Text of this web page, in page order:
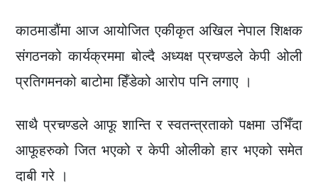
काठमाडौंमा आज आयोजित एकीकृत अखिल नेपाल शिक्षक
संगठनको कार्यक्रममा बोल्दै अध्यक्ष प्रचण्डले केपी ओली
प्रतिगमनको बाटोमा हिँडेको आरोप पनि लगाए ।
साथै प्रचण्डले आफू शान्ति र स्वतन्त्रताको पक्षमा उभिँदा
आफूहरुको जित भएको र केपी ओलीको हार भएको समेत
दाबी गरे ।